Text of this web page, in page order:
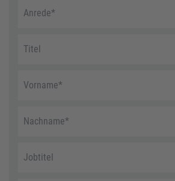
Anrede*
Titel
Vorname*
Nachname*
Jobtitel